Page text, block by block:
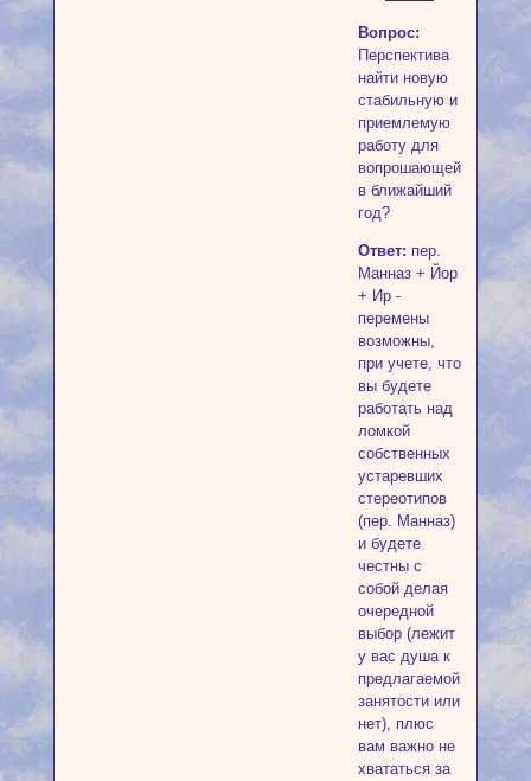
Вопрос:
Перспектива
найти новую
стабильную и
приемлемую
работу для
вопрошающей
в ближайший
год?
Ответ: пер.
Манназ + Йор
+ Ир -
перемены
возможны,
при учете, что
вы будете
работать над
ломкой
собственных
устаревших
стереотипов
(пер. Манназ)
и будете
честны с
собой делая
очередной
выбор (лежит
у вас душа к
предлагаемой
занятости или
нет), плюс
вам важно не
хвататься за